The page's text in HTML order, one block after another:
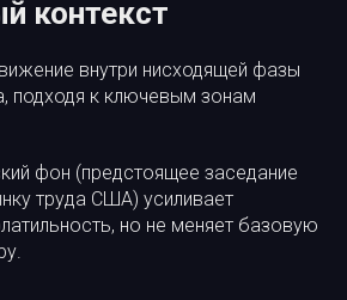
контекст
внутри нисходящей фазы
подходя к ключевым зонам
фон (предстоящее заседание
труда США) усиливает
но не меняет базовую